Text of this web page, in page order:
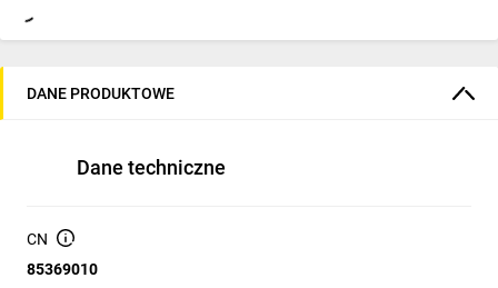
DANE PRODUKTOWE
Dane techniczne
CN
85369010